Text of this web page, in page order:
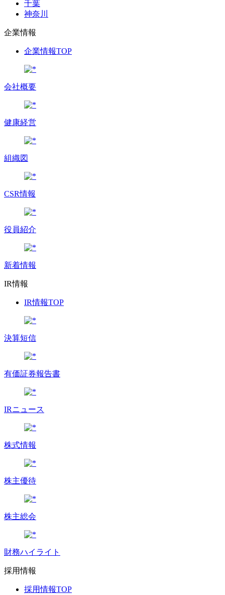
千葉
神奈川
企業情報
企業情報TOP
会社概要
健康経営
組織図
CSR情報
役員紹介
新着情報
IR情報
IR情報TOP
決算短信
有価証券報告書
IRニュース
株式情報
株主優待
株主総会
財務ハイライト
採用情報
採用情報TOP